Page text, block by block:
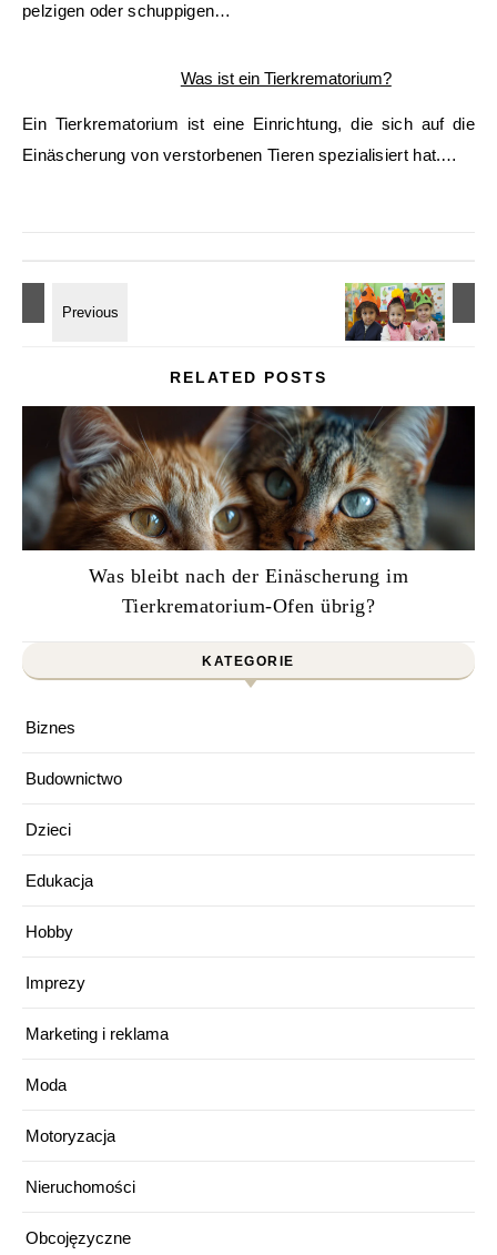
pelzigen oder schuppigen…
Was ist ein Tierkrematorium?
Ein Tierkrematorium ist eine Einrichtung, die sich auf die
Einäscherung von verstorbenen Tieren spezialisiert hat.…
RELATED POSTS
Was bleibt nach der Einäscherung im
Tierkrematorium-Ofen übrig?
KATEGORIE
Biznes
Budownictwo
Dzieci
Edukacja
Hobby
Imprezy
Marketing i reklama
Moda
Motoryzacja
Nieruchomości
Obcojęzyczne